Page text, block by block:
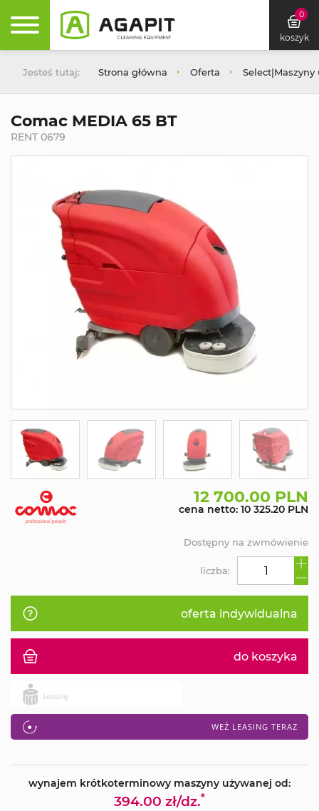
0
koszyk
Jesteś tutaj: Strona główna Oferta Select|Maszyny
Comac MEDIA 65 BT
RENT 0679
12 700.00 PLN
cena netto: 10 325.20 PLN
oferta indywidualna
do koszyka
WEŹ LEASING TERAZ
liczba:
Dostępny na zwmówienie
wynajem krótkoterminowy maszyny używanej od:
394.00 zł/dz.*